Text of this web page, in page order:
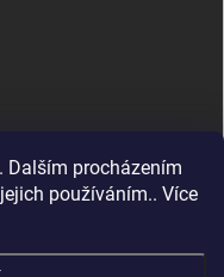
Dalším procházením
používáním.. Více
osobních údajů